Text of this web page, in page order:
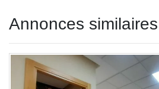
should
Annonces similaires